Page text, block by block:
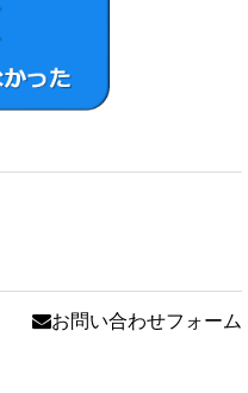
お問い合わせフォーム